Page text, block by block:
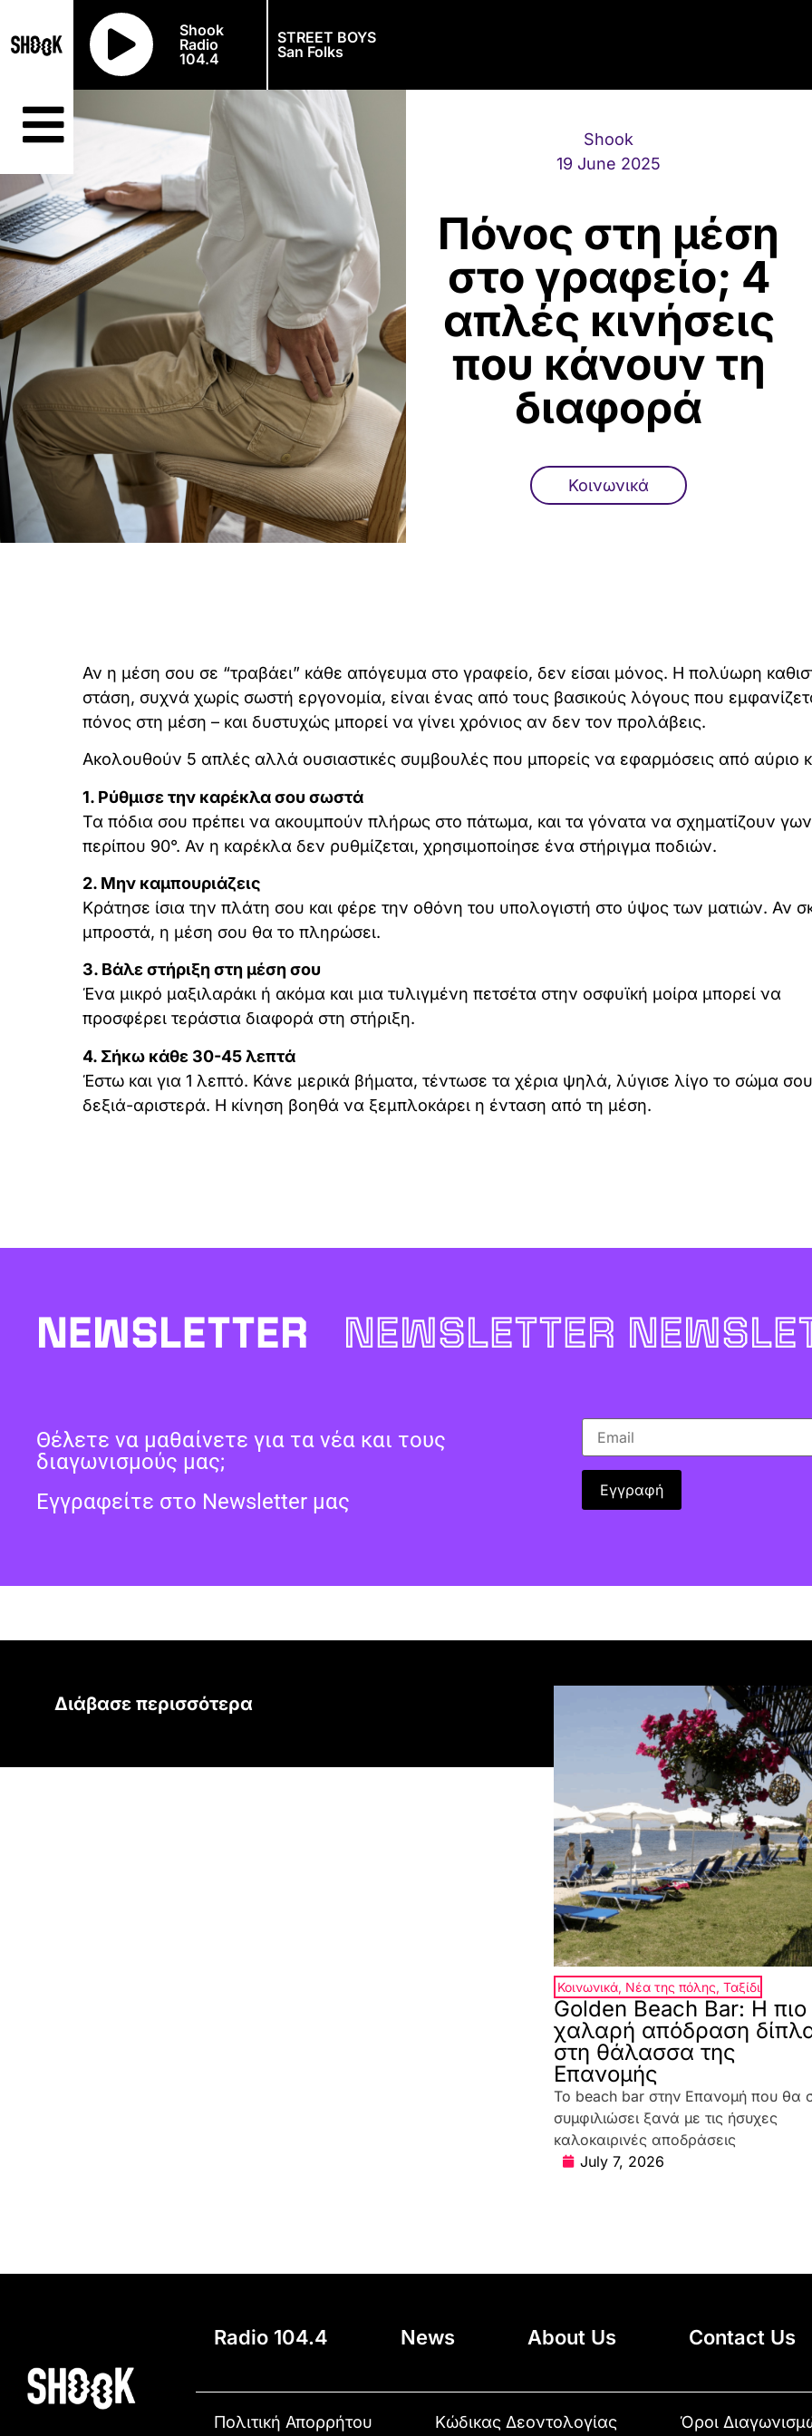
Shook
Radio
104.4
STREET BOYS
San Folks
Shook
19 June 2025
Πόνος στη μέση
στο γραφείο; 4
απλές κινήσεις
που κάνουν τη
διαφορά
Κοινωνικά
Αν η μέση σου σε “τραβάει” κάθε απόγευμα στο γραφείο, δεν είσαι μόνος. Η πολύωρη
στάση, συχνά χωρίς σωστή εργονομία, είναι ένας από τους βασικούς λόγους που
πόνος στη μέση – και δυστυχώς μπορεί να γίνει χρόνιος αν δεν τον προλάβεις.
Ακολουθούν 5 απλές αλλά ουσιαστικές συμβουλές που μπορείς να εφαρμόσεις από αύριο
1. Ρύθμισε την καρέκλα σου σωστά
Τα πόδια σου πρέπει να ακουμπούν πλήρως στο πάτωμα, και τα γόνατα να σχηματίζουν
περίπου 90°. Αν η καρέκλα δεν ρυθμίζεται, χρησιμοποίησε ένα στήριγμα ποδιών.
2. Μην καμπουριάζεις
Κράτησε ίσια την πλάτη σου και φέρε την οθόνη του υπολογιστή στο ύψος των ματιών. Αν
μπροστά, η μέση σου θα το πληρώσει.
3. Βάλε στήριξη στη μέση σου
Ένα μικρό μαξιλαράκι ή ακόμα και μια τυλιγμένη πετσέτα στην οσφυϊκή μοίρα μπορεί να
προσφέρει τεράστια διαφορά στη στήριξη.
4. Σήκω κάθε 30-45 λεπτά
Έστω και για 1 λεπτό. Κάνε μερικά βήματα, τέντωσε τα χέρια ψηλά, λύγισε λίγο το σώμα σου
δεξιά-αριστερά. Η κίνηση βοηθά να ξεμπλοκάρει η ένταση από τη μέση.
NEWSLETTER NEWSLETTER
Θέλετε να μαθαίνετε για τα νέα και τους
διαγωνισμούς μας;
Εγγραφείτε στο Newsletter μας
Διάβασε περισσότερα
Κοινωνικά, Νέα της πόλης, Ταξίδι
Golden Beach Bar: Η πιο
χαλαρή απόδραση
στη θάλασσα της
Επανομής
Το beach bar στην Επανομή που θα
συμφιλιώσει ξανά με τις ήσυχες
καλοκαιρινές αποδράσεις
July 7, 2026
Radio 104.4 News About Us Contact Us
Πολιτική Απορρήτου Κώδικας Δεοντολογίας Όροι